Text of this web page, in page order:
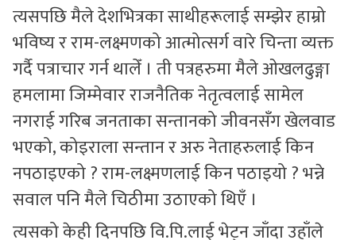
त्यसपछि मैले देशभित्रका साथीहरूलाई सम्झेर हाम्रो
भविष्य र राम-लक्ष्मणको आत्मोत्सर्ग वारे चिन्ता व्यक्त
गर्दै पत्राचार गर्न थालेँ । ती पत्रहरुमा मैले ओखलढुङ्गा
हमलामा जिम्मेवार राजनैतिक नेतृत्वलाई सामेल
नगराई गरिब जनताका सन्तानको जीवनसँग खेलवाड
भएको, कोइराला सन्तान र अरु नेताहरुलाई किन
नपठाइएको ? राम-लक्ष्मणलाई किन पठाइयो ? भन्ने
सवाल पनि मैले चिठीमा उठाएको थिएँ ।
त्यसको केही दिनपछि वि.पि.लाई भेट्न जाँदा उहाँले